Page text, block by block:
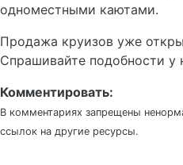
одноместными каютами.
Продажа круизов уже
Спрашивайте подобности
Комментировать:
В комментариях запрещены
ссылок на другие ресурсы.